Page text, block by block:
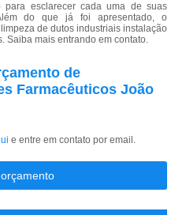
esclarecer cada uma de suas
do que já foi apresentado, o
de dutos industriais instalação
Saiba mais entrando em contato.
de
Farmacêuticos João
e entre em contato por email.